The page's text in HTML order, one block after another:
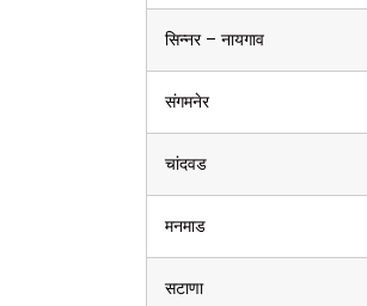
सिन्नर – नायगाव
संगमनेर
चांदवड
मनमाड
सटाणा